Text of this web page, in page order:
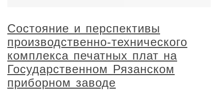
Состояние и перспективы
производственно-технического
комплекса печатных плат на
Государственном Рязанском
приборном заводе